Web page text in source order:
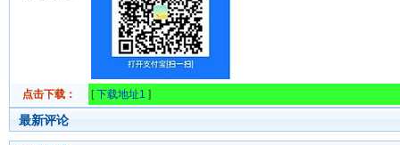
点击下载： [下载地址1 ]
最新评论